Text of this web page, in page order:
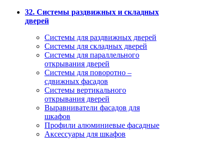
32. Системы раздвижных и складных
дверей
Системы для раздвижных дверей
Системы для складных дверей
Системы для параллельного
открывания дверей
Системы для поворотно –
сдвижных фасадов
Системы вертикального
открывания дверей
Выравниватели фасадов для
шкафов
Профили алюминиевые фасадные
Аксессуары для шкафов